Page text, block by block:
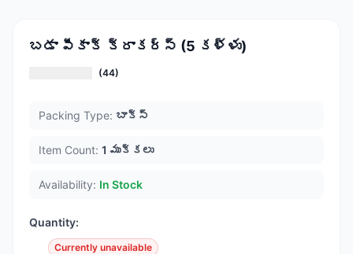
బడా పీకాక్ క్రాకర్స్ (5 కళ్ళు)
(44)
Packing Type: బాక్స్
Item Count: 1 ముక్కలు
Availability: In Stock
Quantity:
Currently unavailable